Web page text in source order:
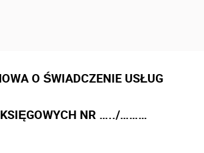
O ŚWIADCZENIE USŁUG
KSIĘGOWYCH NR …../………